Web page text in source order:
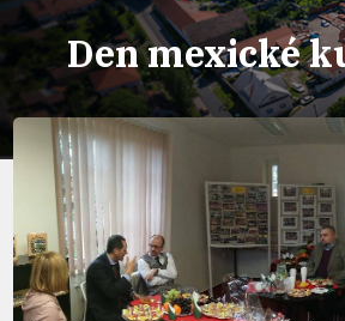
Den mexické